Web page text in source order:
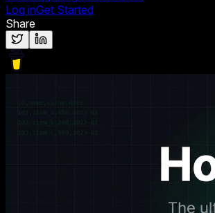
Log inGet Started
Share